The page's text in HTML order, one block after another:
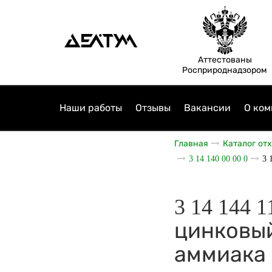
Аттестованы
Росприроднадзором
Наши работы Отзывы Вакансии О
Главная
Каталог
3 14 140 00 00 0
3
3 14 144
аммиака